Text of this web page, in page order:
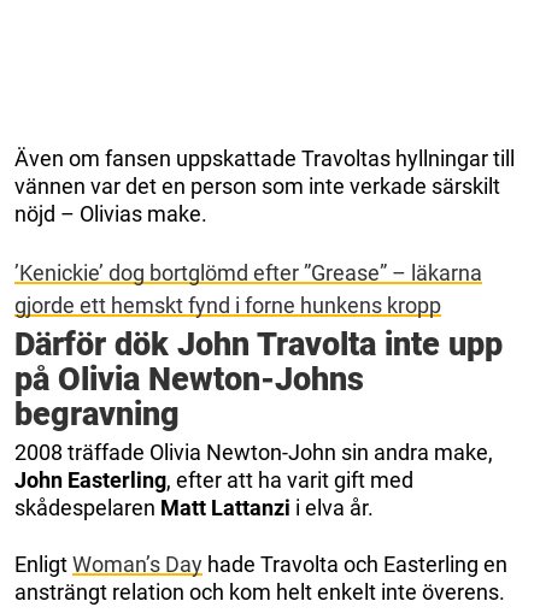
Även om fansen uppskattade Travoltas hyllningar till
vännen var det en person som inte verkade särskilt
nöjd – Olivias make.
’Kenickie’ dog bortglömd efter ”Grease” – läkarna
gjorde ett hemskt fynd i forne hunkens kropp
Därför dök John Travolta inte upp
på Olivia Newton-Johns
begravning
2008 träffade Olivia Newton-John sin andra make,
John Easterling, efter att ha varit gift med
skådespelaren Matt Lattanzi i elva år.
EnligtWoman’s Day hade Travolta och Easterling en
ansträngt relation och kom helt enkelt inte överens.